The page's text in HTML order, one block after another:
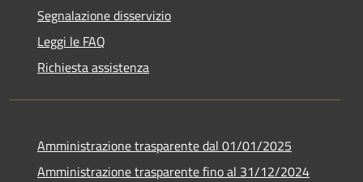
Segnalazione disservizio
Leggi le FAQ
Richiesta assistenza
Amministrazione trasparente dal 01/01/2025
Amministrazione trasparente fino al 31/12/2024